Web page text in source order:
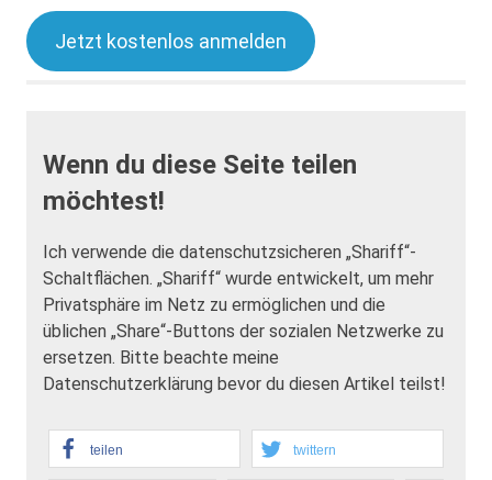
Jetzt kostenlos anmelden
Wenn du diese Seite teilen
möchtest!
Ich verwende die datenschutzsicheren „Shariff“-
Schaltflächen. „Shariff“ wurde entwickelt, um mehr
Privatsphäre im Netz zu ermöglichen und die
üblichen „Share“-Buttons der sozialen Netzwerke zu
ersetzen. Bitte beachte meine
Datenschutzerklärung bevor du diesen Artikel teilst!
teilen twittern